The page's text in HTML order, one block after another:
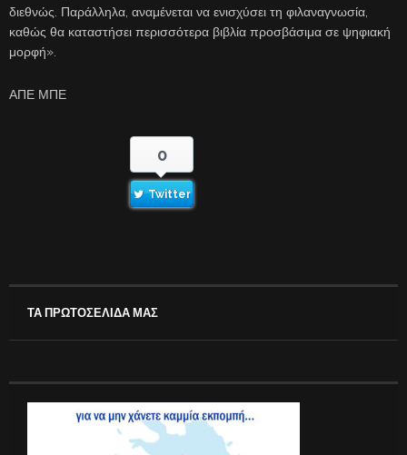
διεθνώς. Παράλληλα, αναμένεται να ενισχύσει τη φιλαναγνωσία,
καθώς θα καταστήσει περισσότερα βιβλία προσβάσιμα σε ψηφιακή
μορφή».
ΑΠΕ ΜΠΕ
0
Twitter
ΤΑ ΠΡΩΤΟΣΕΛΙΔΑ ΜΑΣ